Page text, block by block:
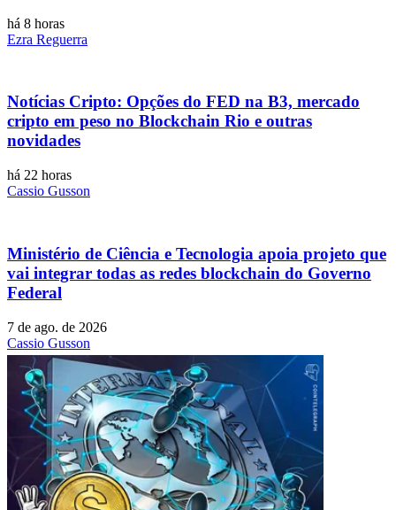
há 8 horas
Ezra Reguerra
Notícias Cripto: Opções do FED na B3, mercado
cripto em peso no Blockchain Rio e outras
novidades
há 22 horas
Cassio Gusson
Ministério de Ciência e Tecnologia apoia projeto que
vai integrar todas as redes blockchain do Governo
Federal
7 de ago. de 2026
Cassio Gusson